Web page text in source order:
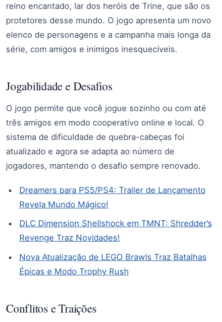
reino encantado, lar dos heróis de Trine, que são os
protetores desse mundo. O jogo apresenta um novo
elenco de personagens e a campanha mais longa da
série, com amigos e inimigos inesquecíveis.
Jogabilidade e Desafios
O jogo permite que você jogue sozinho ou com até
três amigos em modo cooperativo online e local. O
sistema de dificuldade de quebra-cabeças foi
atualizado e agora se adapta ao número de
jogadores, mantendo o desafio sempre renovado.
Dreamers para PS5/PS4: Trailer de Lançamento
Revela Mundo Mágico!
DLC Dimension Shellshock em TMNT: Shredder’s
Revenge Traz Novidades!
Nova Atualização de LEGO Brawls Traz Batalhas
Épicas e Modo Trophy Rush
Conflitos e Traições